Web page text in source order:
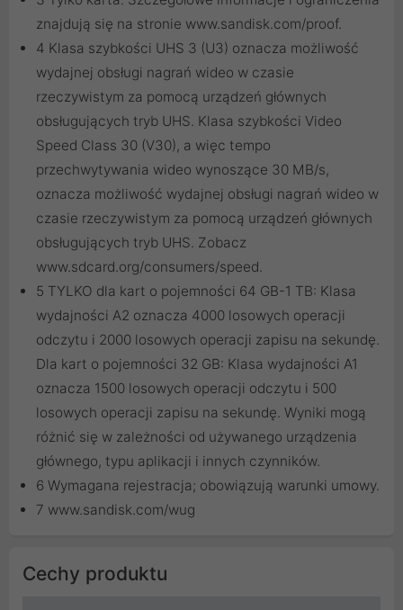
znajdują się na stronie www.sandisk.com/proof.
4 Klasa szybkości UHS 3 (U3) oznacza możliwość
wydajnej obsługi nagrań wideo w czasie
rzeczywistym za pomocą urządzeń głównych
obsługujących tryb UHS. Klasa szybkości Video
Speed Class 30 (V30), a więc tempo
przechwytywania wideo wynoszące 30 MB/s,
oznacza możliwość wydajnej obsługi nagrań wideo w
czasie rzeczywistym za pomocą urządzeń głównych
obsługujących tryb UHS. Zobacz
www.sdcard.org/consumers/speed.
5 TYLKO dla kart o pojemności 64 GB-1 TB: Klasa
wydajności A2 oznacza 4000 losowych operacji
odczytu i 2000 losowych operacji zapisu na sekundę.
Dla kart o pojemności 32 GB: Klasa wydajności A1
oznacza 1500 losowych operacji odczytu i 500
losowych operacji zapisu na sekundę. Wyniki mogą
różnić się w zależności od używanego urządzenia
głównego, typu aplikacji i innych czynników.
6 Wymagana rejestracja; obowiązują warunki umowy.
7 www.sandisk.com/wug
Cechy produktu